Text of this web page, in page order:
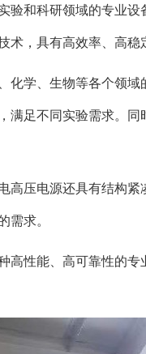
验和科研领域的专业
术，具有高效率、高
化学、生物等各个领
满足不同实验需求。
高压电源还具有结构
求。
高性能、高可靠性的